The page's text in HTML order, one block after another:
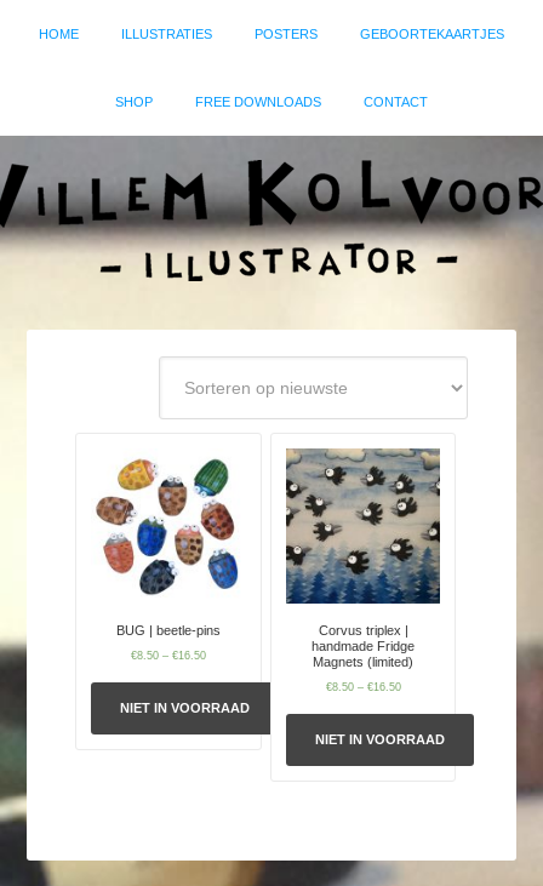
HOME ILLUSTRATIES POSTERS GEBOORTEKAARTJES
SHOP FREE DOWNLOADS CONTACT
BUG | beetle-pins
€8.50 –€16.50
NIET IN VOORRAAD
Corvus triplex |
handmade Fridge
Magnets (limited)
€8.50– €16.50
NIET IN VOORRAAD